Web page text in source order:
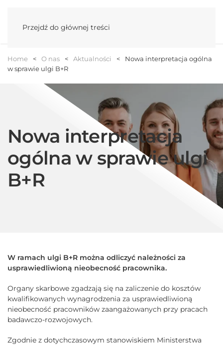
Przejdź do głównej treści
Home O nas Aktualności
Nowa interpretacja ogólna
w sprawie ulgi B+R
Nowa interpretacja
ogólna w sprawie ulgi
B+R
W ramach ulgi B+R można odliczyć należności za
usprawiedliwioną nieobecność pracownika.
Organy skarbowe zgadzają się na zaliczenie do kosztów
kwalifikowanych wynagrodzenia za usprawiedliwioną
nieobecność pracowników zaangażowanych przy pracach
badawczo-rozwojowych.
Zgodnie z dotychczasowym stanowiskiem Ministerstwa